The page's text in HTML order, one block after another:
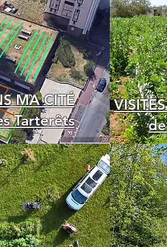
MA CITÉ
Tarterêts